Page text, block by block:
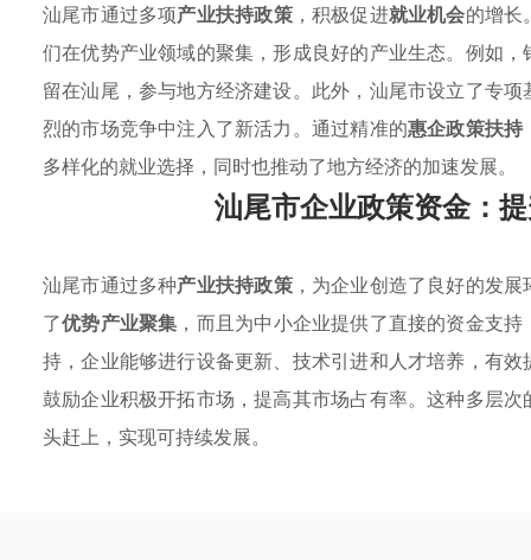
汕尾市通过多项产业扶持政策，积极促进就业机会的增长
们在优势产业领域的聚集，形成良好的产业生态。例如
留在汕尾，参与地方经济建设。此外，汕尾市设立了专
烈的市场竞争中注入了新活力。通过精准的惠企政策扶持
多样化的就业选择，同时也推动了地方经济的加速发展。
汕尾市企业政策资金：
汕尾市通过多种产业扶持政策，为企业创造了良好的发
了优势产业聚集 ，而且为中小企业提供了直接的资金支
持，企业能够进行设备更新、技术引进和人才培养，有
鼓励企业积极开拓市场，提高其市场占有率。这种多层
头赶上，实现可持续发展。